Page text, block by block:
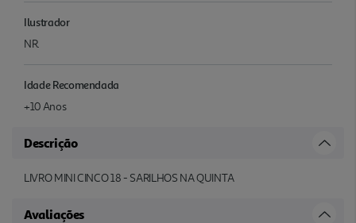
Ilustrador
NR.
Idade Recomendada
+10 Anos
Descrição
LIVRO MINI CINCO 18 - SARILHOS NA QUINTA
Avaliações